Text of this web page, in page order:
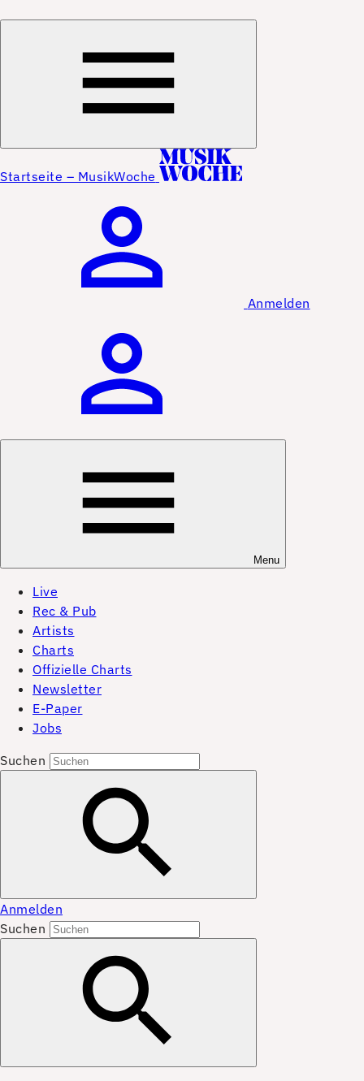
Startseite – MusikWoche
Anmelden
Menu
Live
Rec & Pub
Artists
Charts
Offizielle Charts
Newsletter
E-Paper
Jobs
Suchen
Anmelden
Suchen